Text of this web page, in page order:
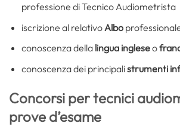
professione di Tecnico Audiometrista
iscrizione al relativo Albo
conoscenza della lingua ingleseo
conoscenza dei principalistrumenti
Concorsi per tecnici
prove d’esame